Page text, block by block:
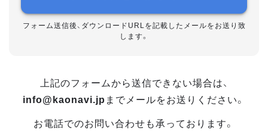
フォーム送信後、ダウンロードURLを記載したメールをお送り致
します。
上記のフォームから送信できない場合は、
info@kaonavi.jp までメールをお送りください。
お電話でのお問い合わせも承っております。